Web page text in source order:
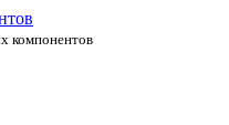
компонентов